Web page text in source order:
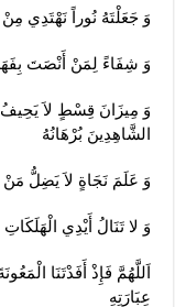
وَ جَعَلْتَهُ نُوراً نَهْتَدِي مِنْ
وَ شِفَاءً لِمَنْ أَنْصَتَ
وَ مِيزَانَ قِسْطٍ لاَ
الشَّاهِدِينَ بُرْهَانُهُ‏
وَ عَلَمَ نَجَاةٍ لاَ يَضِلُّ
وَ لا تَنَالُ أَيْدِي
اَللَّهُمَّ فَإِذْ أَفَدْتَنَا
عِبَارَتِهِ‏